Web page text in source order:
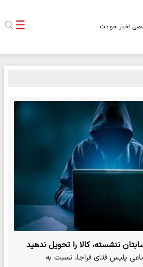
اخبار حوادث
ننشسته، کالا را تحویل ندهید
پلیس فتای فراجا، نسبت به